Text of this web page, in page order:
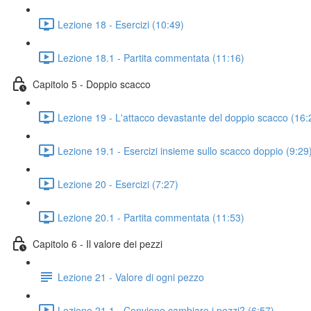
Lezione 18 - Esercizi (10:49)
Lezione 18.1 - Partita commentata (11:16)
Capitolo 5 - Doppio scacco
Lezione 19 - L'attacco devastante del doppio scacco
Lezione 19.1 - Esercizi insieme sullo scacco doppio (9:29)
Lezione 20 - Esercizi (7:27)
Lezione 20.1 - Partita commentata (11:53)
Capitolo 6 - Il valore dei pezzi
Lezione 21 - Valore di ogni pezzo